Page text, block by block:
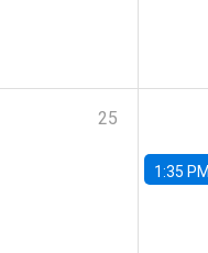
25
1:35